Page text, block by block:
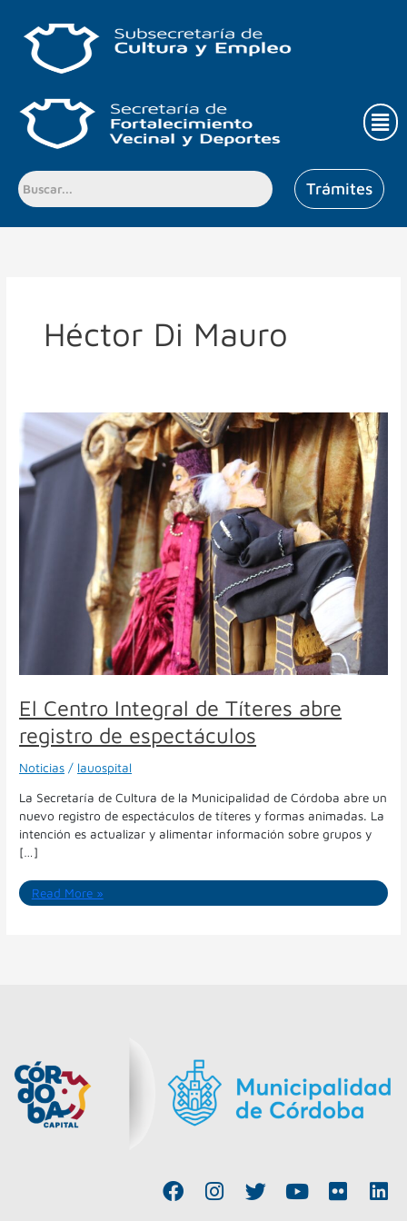
contenido
Trámites
Héctor Di Mauro
El Centro Integral de Títeres abre
registro de espectáculos
Noticias / lauospital
La Secretaría de Cultura de la Municipalidad de Córdoba abre un
nuevo registro de espectáculos de títeres y formas animadas. La
intención es actualizar y alimentar información sobre grupos y
[…]
Centro
Integral
de
Títeres
espectáculos
Read More »
F
a
I
n
T
w
Y
o
F
l
L
i